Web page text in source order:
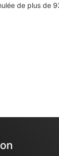
de plus de